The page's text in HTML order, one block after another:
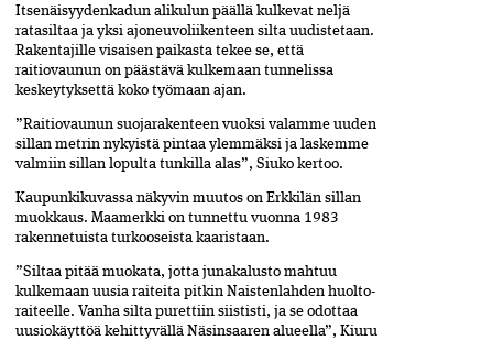
Itsenäisyydenkadun alikulun päällä kulkevat neljä
ratasiltaa ja yksi ajoneuvoliikenteen silta uudistetaan.
Rakentajille visaisen paikasta tekee se, että
raitiovaunun on päästävä kulkemaan tunnelissa
keskeytyksettä koko työmaan ajan.
”Raitiovaunun suojarakenteen vuoksi valamme ­uuden
sillan metrin nykyistä pintaa ylemmäksi ja ­laskemme
valmiin sillan lopulta tunkilla alas”, Siuko kertoo.
Kaupunkikuvassa näkyvin muutos on Erkkilän sillan
muokkaus. Maamerkki on tunnettu vuonna 1983
rakennetuista turkooseista kaaristaan.
”Siltaa pitää muokata, jotta junakalusto mahtuu
kulkemaan uusia raiteita pitkin Naistenlahden huolto­
raiteelle. Vanha silta purettiin siististi, ja se odottaa
uusiokäyttöä kehittyvällä Näsinsaaren alueella”, ­Kiuru